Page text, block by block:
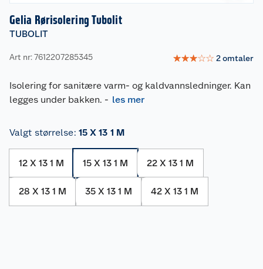
Gelia Rørisolering Tubolit
TUBOLIT
Art nr: 7612207285345 ☆☆☆☆☆ 2omtaler
Isolering for sanitære varm- og kaldvannsledninger. Kan
legges under bakken. - les mer
Valgt størrelse: 15 X 13 1 M
12 X 13 1 M 15 X 13 1 M 22 X 13 1 M
28 X 13 1 M 35 X 13 1 M 42 X 13 1 M